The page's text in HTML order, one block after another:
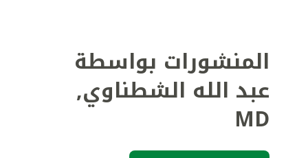
المنشورات بواسطة
عبد الله الشطناوي ,
MD